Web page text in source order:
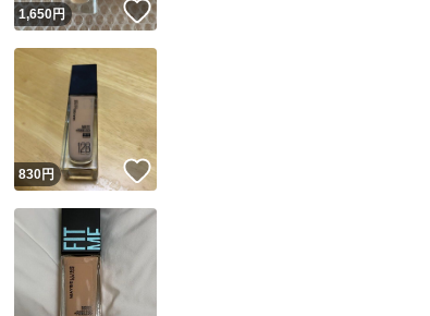
いいね！
1,650円 いいね！
いいね！
830円 いいね！